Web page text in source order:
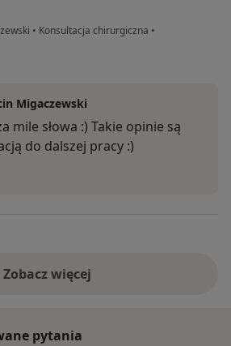
• Konsultacja chirurgiczna •
Migaczewski
mile słowa :) Takie opinie są
do dalszej pracy :)
Zobacz więcej
pytania